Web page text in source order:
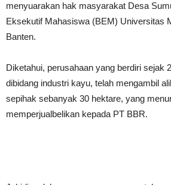
menyuarakan hak masyarakat Desa
Eksekutif Mahasiswa (BEM) Universitas
Banten.
Diketahui, perusahaan yang berdiri sejak
dibidang industri kayu, telah mengambil
sepihak sebanyak 30 hektare, yang
memperjualbelikan kepada PT BBR.